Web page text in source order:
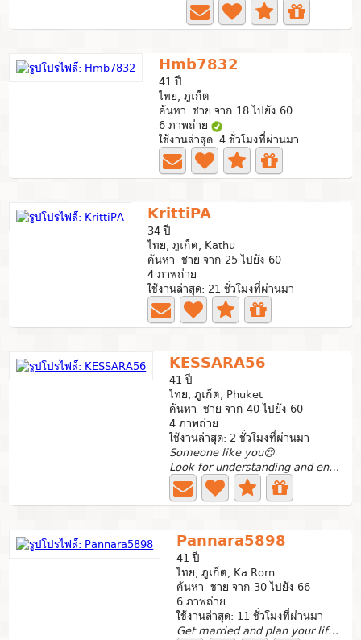
Hmb7832
41 ปี
ไทย, ภูเก็ต
ค้นหา ชาย จาก 18 ไปยัง 60
6 ภาพถ่าย
ใช้งานล่าสุด: 4 ชั่วโมงที่ผ่านมา
KrittiPA
34 ปี
ไทย, ภูเก็ต, Kathu
ค้นหา ชาย จาก 25 ไปยัง 60
4 ภาพถ่าย
ใช้งานล่าสุด: 21 ชั่วโมงที่ผ่านมา
KESSARA56
41 ปี
ไทย, ภูเก็ต, Phuket
ค้นหา ชาย จาก 40 ไปยัง 60
4 ภาพถ่าย
ใช้งานล่าสุด: 2 ชั่วโมงที่ผ่านมา
Someone like you😍
Look for understanding and encouragement from people who...
Pannara5898
41 ปี
ไทย, ภูเก็ต, Ka Rorn
ค้นหา ชาย จาก 30 ไปยัง 66
6 ภาพถ่าย
ใช้งานล่าสุด: 11 ชั่วโมงที่ผ่านมา
Get married and plan your life together.